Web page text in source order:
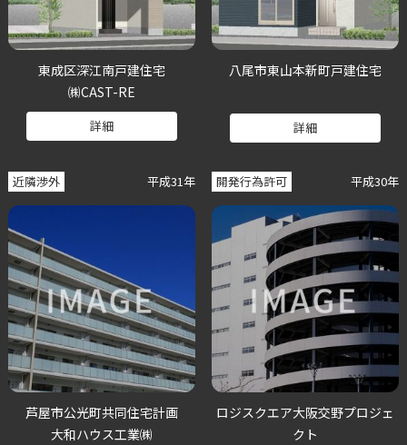
東成区深江南戸建住宅
㈱CAST-RE
詳細
八尾市東山本新町戸建住宅
詳細
近隣渉外 平成31年
芦屋市公光町共同住宅計画
大和ハウス工業㈱
開発行為許可 平成30年
ロジスクエア大阪交野プロジェ
クト